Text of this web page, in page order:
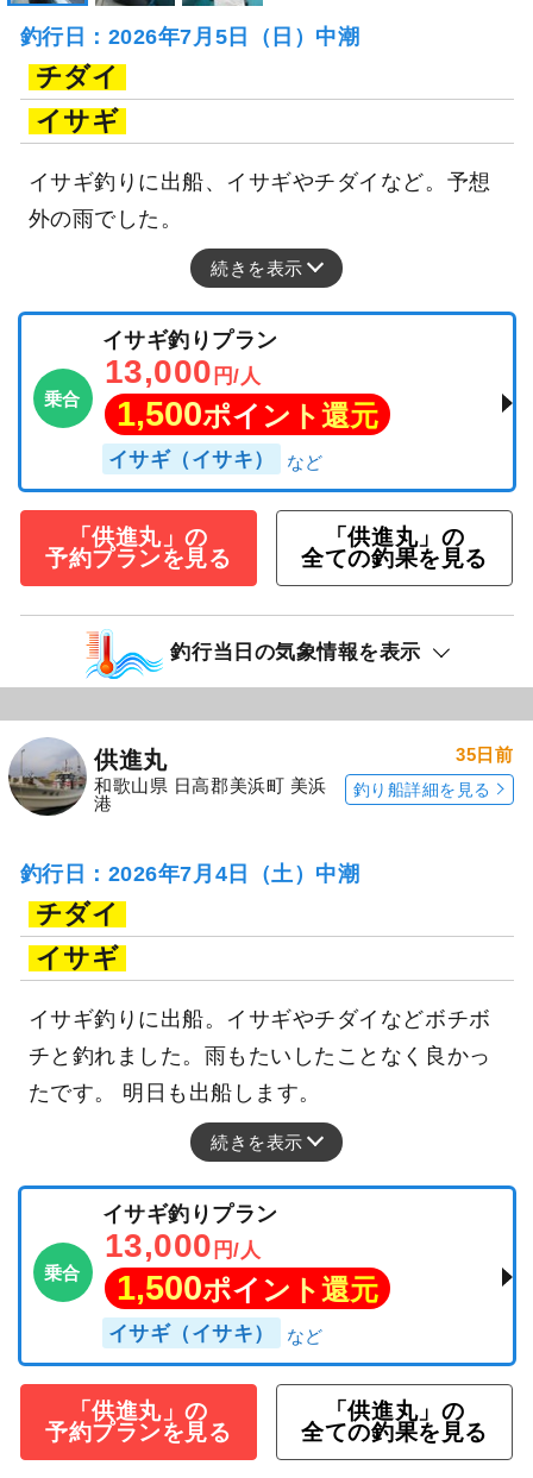
釣行日：2026年7月5日（日）中潮
チダイ
イサギ
イサギ釣りに出船、イサギやチダイなど。予想
外の雨でした。
続きを表示
乗合
イサギ釣りプラン
13,000 円/人
1,500ポイント還元
イサギ（イサキ）
「供進丸」の
予約プランを見る
「供進丸」の
全ての釣果を見る
釣行当日の気象情報を表示
供進丸
和歌山県 日高郡美浜町 美浜
港
35日前
釣り船詳細を見る
釣行日：2026年7月4日（土）中潮
チダイ
イサギ
イサギ釣りに出船。イサギやチダイなどボチボ
チと釣れました。雨もたいしたことなく良かっ
たです。 明日も出船します。
続きを表示
乗合
イサギ釣りプラン
13,000 円/人
1,500ポイント還元
イサギ（イサキ）
「供進丸」の
予約プランを見る
「供進丸」の
全ての釣果を見る